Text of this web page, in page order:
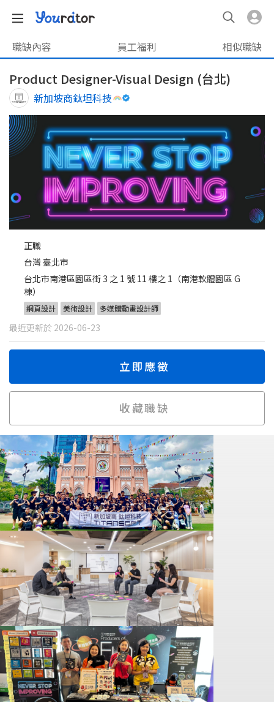
職缺內容 員工福利 相似職缺
Product Designer-Visual Design (台北)
新加坡商鈦坦科技
正職
台灣 臺北市
台北市南港區園區街 3 之 1 號 11 樓之 1（南港軟體園區 G
棟）
網頁設計 美術設計 多媒體動畫設計師
最近更新於 2026-06-23
立即應徵
收藏職缺